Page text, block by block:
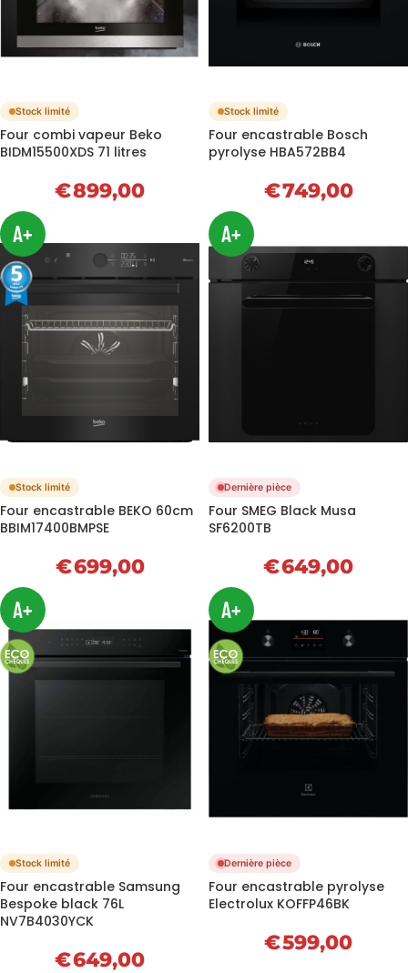
Stock limité
Four combi vapeur Beko
BIDM15500XDS 71 litres
€899,00
Stock limité
Four encastrable Bosch
pyrolyse HBA572BB4
€749,00
A+
Stock limité
Four encastrable BEKO 60cm
BBIM17400BMPSE
€699,00
A+
Dernière pièce
Four SMEG Black Musa
SF6200TB
€649,00
A+
Stock limité
Four encastrable Samsung
Bespoke black 76L
NV7B4030YCK
€649,00
A+
Dernière pièce
Four encastrable pyrolyse
Electrolux KOFFP46BK
€599,00